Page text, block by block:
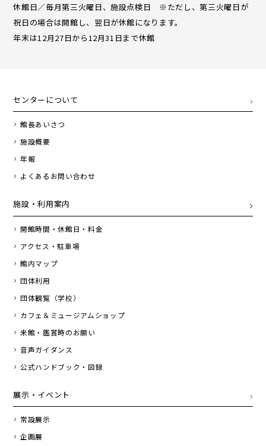
休館日／毎月第三火曜日、施設点検日 ※ただし、第三火曜日が
祝日の場合は開館し、翌日が休館になります。
年末は12月27日から12月31日まで休館
センターについて
館長あいさつ
施設概要
年報
よくあるお問い合わせ
施設・利用案内
開館時間・休館日・料金
アクセス・駐車場
館内マップ
団体利用
団体観覧（学校）
カフェ＆ミュージアムショップ
来館・鑑賞時のお願い
音声ガイダンス
公式ハンドブック・図録
展示・イベント
常設展示
企画展